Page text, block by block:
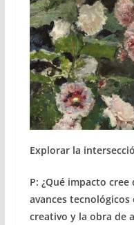
Explorar la
P: ¿Qué impacto
avances
creativo y la obra de